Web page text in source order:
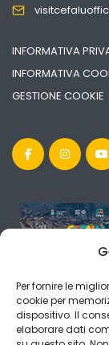
Per fornire le
cookie per
dispositivo. Il
elaborare dati
INFORMATIVA
INFORMATIVA
GESTIONE COOKIE